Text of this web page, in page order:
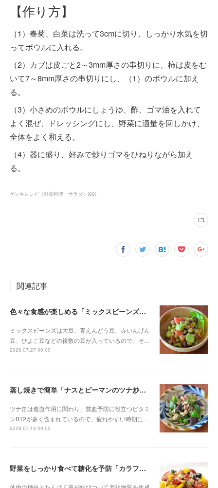
【作り方】
（1）春菊、白菜は洗って3cmに切り、しっかり水気を切
ってボウルに入れる。
（2）カブは皮ごと2～3mm厚さの串切りに、柿は皮をむ
いて7～8mm厚さの串切りにし、（1）のボウルに加え
る。
（3）小さめのボウルにしょうゆ、酢、ゴマ油を入れて
よく混ぜ、ドレッシングにし、野菜に適量を回しかけ、
全体をよく和える。
（4）器に盛り、好みで炒りゴマをひねりながら加え
る。
ゲンキレシピ（野菜料理・サラダ） (89)
関連記事
色々な食感が楽しめる「ミックスビーンズとアボカドのサラダ」
ミックスビーンズは大豆、青えんどう豆、赤いんげん
豆、ひよこ豆などの複数の豆が入っているので、そ…
2026.07.27 00:00
蒸し焼きで簡単「ナスとピーマンのツナ炒め」
ツナ缶は造血作用に関わり、貧血予防に役立つビタミ
ンB12が多く含まれているので、疲れやすい時期に…
2026.07.13 00:00
野菜をしっかり食べて糖化を予防「カラフルサラダ」